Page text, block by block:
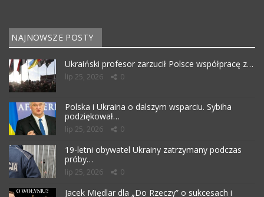
NAJNOWSZE POSTY
Ukraiński profesor zarzucił Polsce współpracę z…
lip 25, 2026 0
Polska i Ukraina o dalszym wsparciu. Sybiha
podziękował…
lip 25, 2026 0
19-letni obywatel Ukrainy zatrzymany podczas
próby…
lip 25, 2026 0
Jacek Międlar dla „Do Rzeczy” o sukcesach i